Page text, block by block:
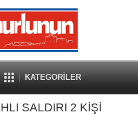
KATEGORİLER
SALDIRI 2 KİŞİ